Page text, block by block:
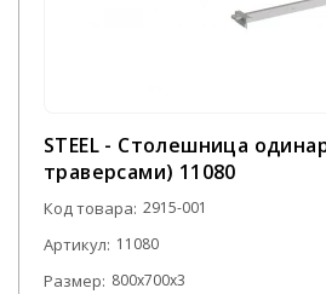
STEEL - Столешница
траверсами) 11080
Код товара: 2915-001
Артикул: 11080
Размер: 800x700x3